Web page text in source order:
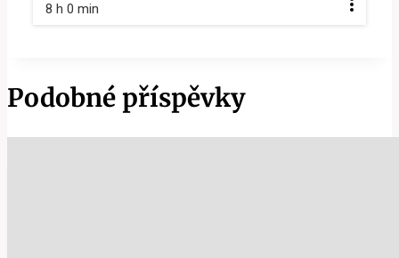
8 h 0 min
Podobné příspěvky